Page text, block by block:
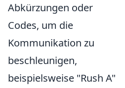
Abkürzungen oder
Codes, um die
Kommunikation zu
beschleunigen,
beispielsweise "Rush A"